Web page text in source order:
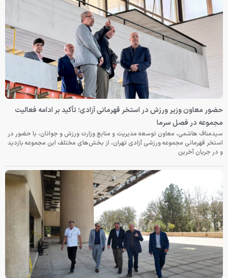
حضور معاون وزیر ورزش در استخر قهرمانی آزادی؛ تأکید بر ادامه فعالیت
مجموعه در فصل سرما
سیدمناف هاشمی، معاون توسعه مدیریت و منابع وزارت ورزش و جوانان، با حضور در
استخر قهرمانی مجموعه ورزشی آزادی تهران، از بخش‌های مختلف این مجموعه بازدید
و در جریان آخرین